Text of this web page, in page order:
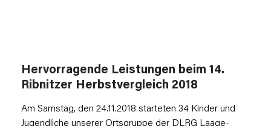
Hervorragende Leistungen beim 14.
Ribnitzer Herbstvergleich 2018
Am Samstag, den 24.11.2018 starteten 34 Kinder und
Jugendliche unserer Ortsgruppe der DLRG Laage-